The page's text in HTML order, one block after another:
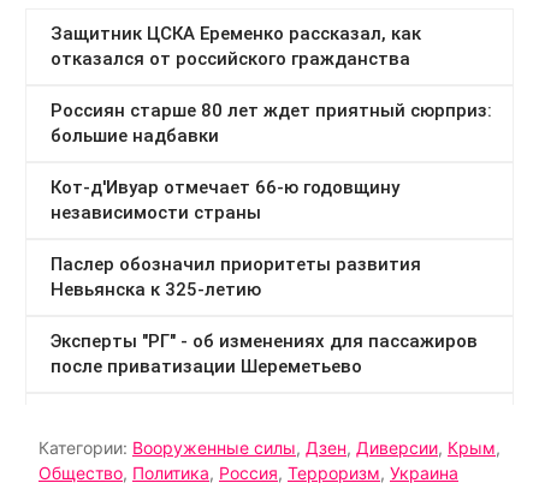
Категории: Вооруженные силы, Дзен, Диверсии, Крым,
Общество, Политика, Россия, Терроризм, Украина